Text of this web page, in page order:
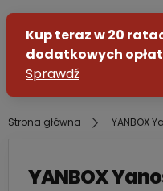
Strona główna YANBOX
YANBOX